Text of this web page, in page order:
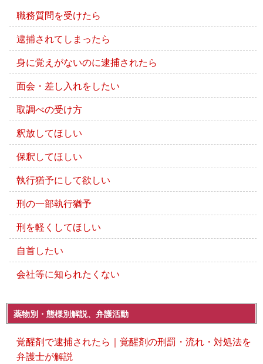
職務質問を受けたら
逮捕されてしまったら
身に覚えがないのに逮捕されたら
面会・差し入れをしたい
取調べの受け方
釈放してほしい
保釈してほしい
執行猶予にして欲しい
刑の一部執行猶予
刑を軽くしてほしい
自首したい
会社等に知られたくない
薬物別・態様別解説、弁護活動
覚醒剤で逮捕されたら｜覚醒剤の刑罰・流れ・対処法を
弁護士が解説